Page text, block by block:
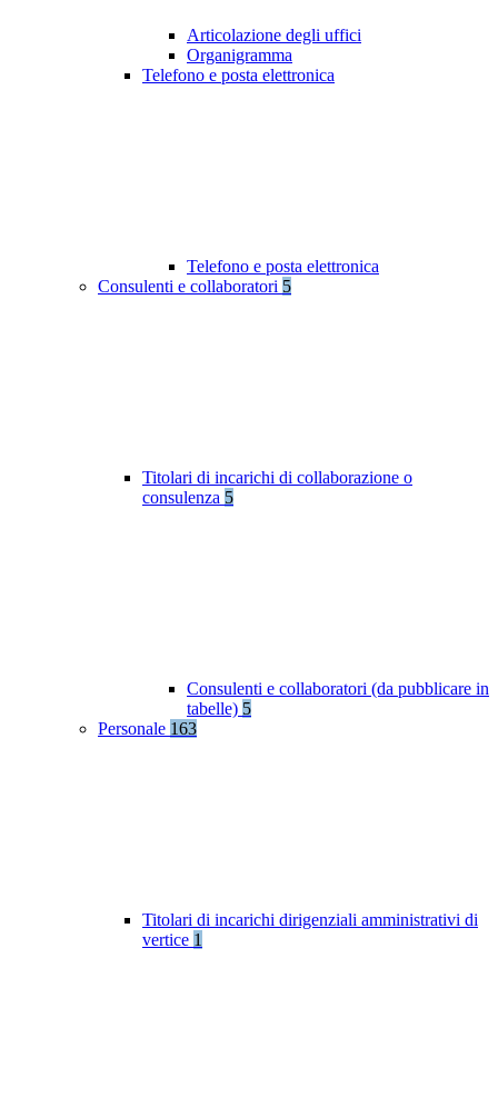
Articolazione degli uffici
Organigramma
Telefono e posta elettronica
Telefono e posta elettronica
Consulenti e collaboratori 5
Titolari di incarichi di collaborazione o
consulenza 5
Consulenti e collaboratori (da pubblicare in
tabelle) 5
Personale 163
Titolari di incarichi dirigenziali amministrativi di
vertice 1